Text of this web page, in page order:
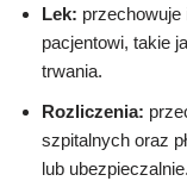
Lek:
pacjentowi, takie
trwania.
Rozliczenia:
szpitalnych oraz
lub ubezpieczalnie.